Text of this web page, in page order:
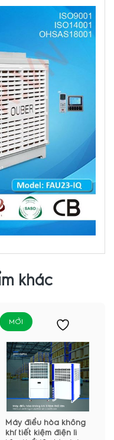
khác
MỚI
Máy điều hòa không
khí tiết kiệm điện li